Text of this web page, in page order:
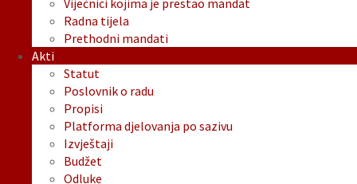
Vijećnici kojima je prestao mandat
Radna tijela
Prethodni mandati
Akti
Statut
Poslovnik o radu
Propisi
Platforma djelovanja po sazivu
Izvještaji
Budžet
Odluke